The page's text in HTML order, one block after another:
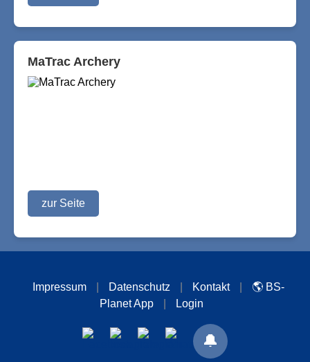
MaTrac Archery
zur Seite
Impressum Datenschutz Kontakt
🌎 BS-
Planet App
Login
🔔